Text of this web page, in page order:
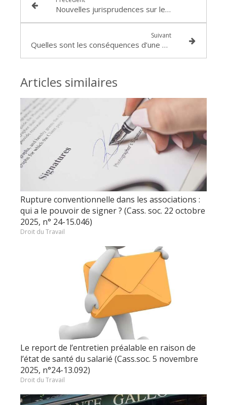
Nouvelles jurisprudences sur les congés payés (Cass.soc. 10 septembre 2025, n°23-22.732 et 23-14.455)
Suivant
Quelles sont les conséquences d’une déchéance du terme irrégulièrement prononcée dans le cadre d’une saisie immobilière ?
Articles similaires
Rupture conventionnelle dans les associations :
qui a le pouvoir de signer ? (Cass. soc. 22 octobre
2025, n° 24-15.046)
Droit du Travail
Le report de l’entretien préalable en raison de
l’état de santé du salarié (Cass.soc. 5 novembre
2025, n°24-13.092)
Droit du Travail